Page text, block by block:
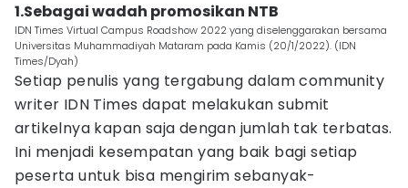
1.Sebagai wadah promosikan NTB
IDN Times Virtual Campus Roadshow 2022 yang diselenggarakan bersama
Universitas Muhammadiyah Mataram pada Kamis (20/1/2022). (IDN
Times/Dyah)
Setiap penulis yang tergabung dalam community
writer IDN Times dapat melakukan submit
artikelnya kapan saja dengan jumlah tak terbatas.
Ini menjadi kesempatan yang baik bagi setiap
peserta untuk bisa mengirim sebanyak-